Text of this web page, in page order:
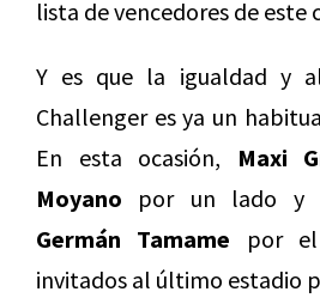
lista de vencedores de este
Y es que la igualdad y
Challenger es ya un
En esta ocasión, Maxi
Moyano por un lado y
Germán Tamame por
invitados al último estadio